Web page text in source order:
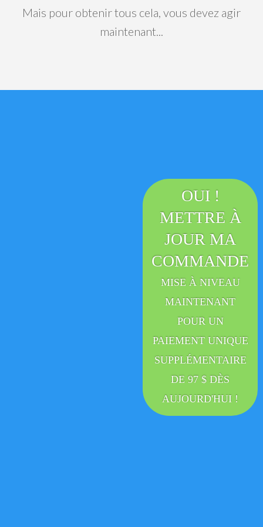
Mais pour obtenir tous cela, vous devez agir
maintenant...
OUI !
METTRE À
JOUR MA
COMMANDE
MISE À NIVEAU
MAINTENANT
POUR UN
PAIEMENT UNIQUE
SUPPLÉMENTAIRE
DE 97 $ DÈS
AUJOURD'HUI !